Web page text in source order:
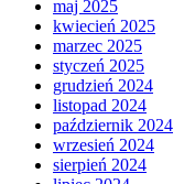
maj 2025
kwiecień 2025
marzec 2025
styczeń 2025
grudzień 2024
listopad 2024
październik 2024
wrzesień 2024
sierpień 2024